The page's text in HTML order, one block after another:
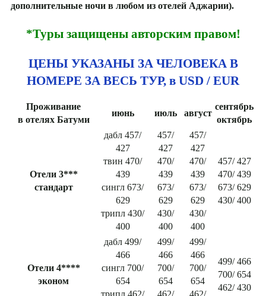
дополнительные ночи в любом из отелей Аджарии).
*Туры защищены авторским правом!
ЦЕНЫ УКАЗАНЫ ЗА ЧЕЛОВЕКА В
НОМЕРЕ ЗА ВЕСЬ ТУР, в USD / EUR
Проживание
в отелях Батуми
июнь июль август
сентябрь
октябрь
Отели 3***
стандарт
дабл 457/
427
твин 470/
439
сингл 673/
629
трипл 430/
400
457/
427
470/
439
673/
629
430/
400
457/
427
470/
439
673/
629
430/
400
457/ 427
470/ 439
673/ 629
430/ 400
Отели 4****
эконом
дабл 499/
466
сингл 700/
654
трипл 462/
499/
466
700/
654
462/
499/
466
700/
654
462/
499/ 466
700/ 654
462/ 430